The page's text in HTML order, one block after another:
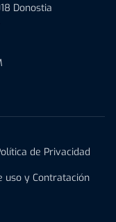
Donostia
de Privacidad
uso y Contratación